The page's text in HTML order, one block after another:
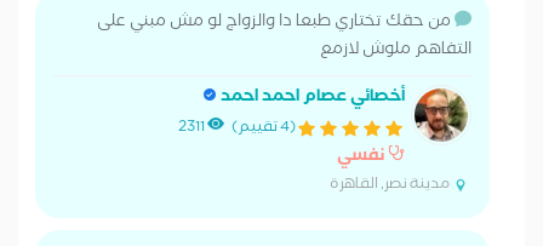
من حقك تختاري طبعا دا والزواج لو مش مبني على
التفاهم ملوش لازمع
أخصائي عصام احمد احمد
(4 تقييم) 2311
نفسي
مدينة نصر, القاهرة